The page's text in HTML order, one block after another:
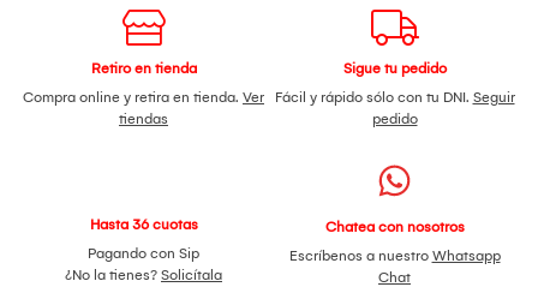
Retiro en tienda
Compra online y retira en tienda. Ver
tiendas
Sigue tu pedido
Fácil y rápido sólo con tu DNI. Seguir
pedido
Hasta 36 cuotas
Pagando con Sip
¿No la tienes? Solicítala
Chatea con nosotros
Escríbenos a nuestro Whatsapp
Chat